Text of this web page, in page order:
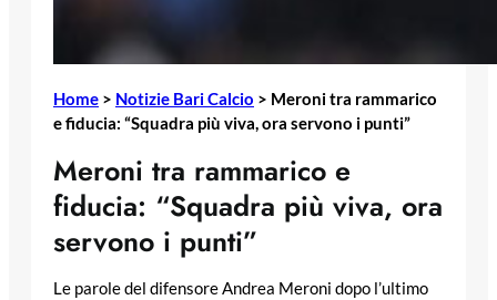
Home > Notizie Bari Calcio > Meroni tra rammarico
e fiducia: “Squadra più viva, ora servono i punti”
Meroni tra rammarico e
fiducia: “Squadra più viva, ora
servono i punti”
Le parole del difensore Andrea Meroni dopo l’ultimo